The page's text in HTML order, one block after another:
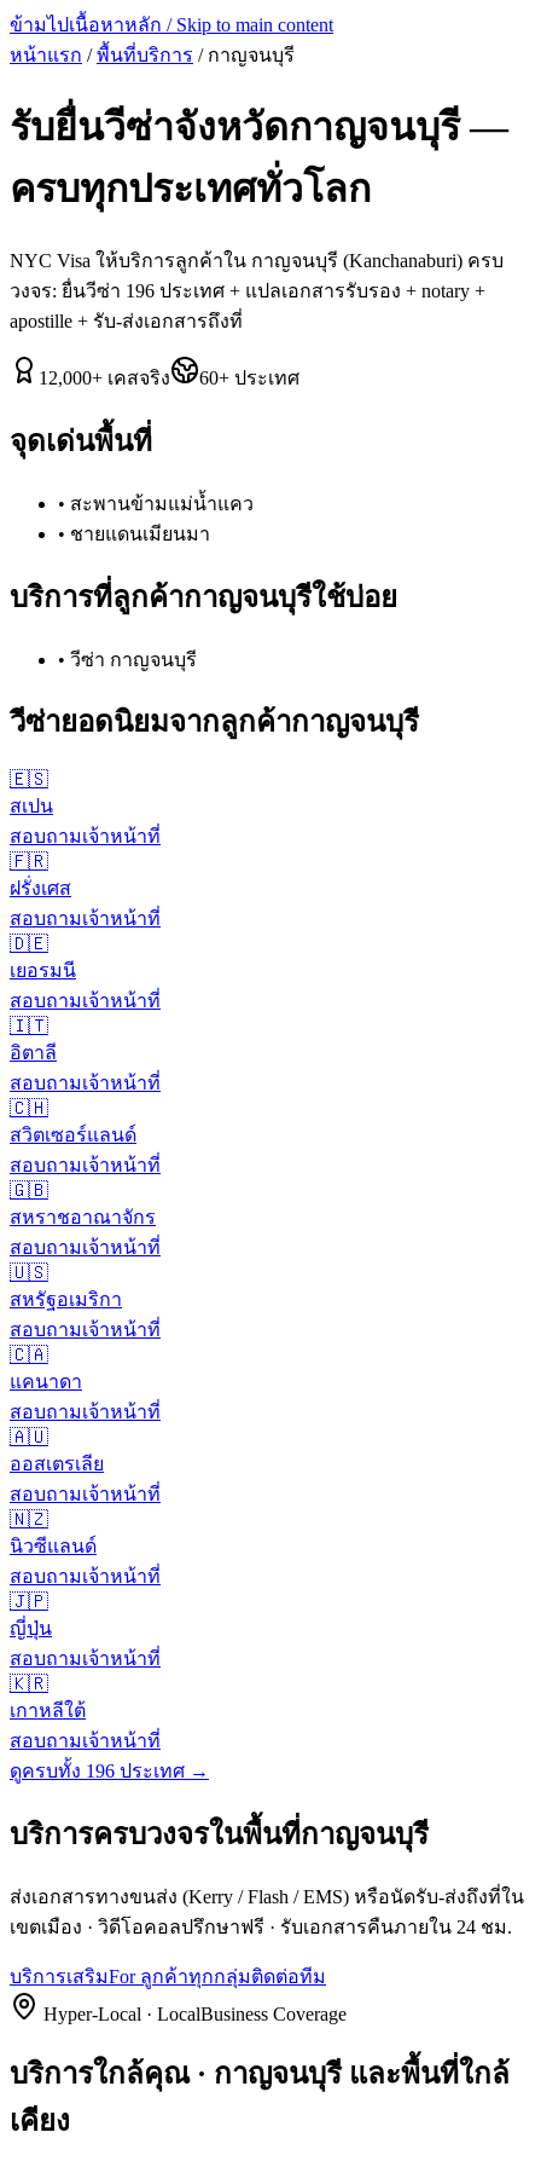
ข้ามไปเนื้อหาหลัก / Skip to main content
หน้าแรก / พื้นที่บริการ / กาญจนบุรี
รับยื่นวีซ่าจังหวัดกาญจนบุรี—
ครบทุกประเทศทั่วโลก
NYC Visa ให้บริการลูกค้าใน กาญจนบุรี (Kanchanaburi) ครบ
วงจร: ยื่นวีซ่า 196 ประเทศ + แปลเอกสารรับรอง + notary +
apostille + รับ-ส่งเอกสารถึงที่
12,000+ เคสจริง 60+ ประเทศ
จุดเด่นพื้นที่
• สะพานข้ามแม่น้ำแคว
• ชายแดนเมียนมา
บริการที่ลูกค้ากาญจนบุรีใช้บ่อย
• วีซ่า กาญจนบุรี
วีซ่ายอดนิยมจากลูกค้ากาญจนบุรี
🇪🇸
สเปน
สอบถามเจ้าหน้าที่
🇫🇷
ฝรั่งเศส
สอบถามเจ้าหน้าที่
🇩🇪
เยอรมนี
สอบถามเจ้าหน้าที่
🇮🇹
อิตาลี
สอบถามเจ้าหน้าที่
🇨🇭
สวิตเซอร์แลนด์
สอบถามเจ้าหน้าที่
🇬🇧
สหราชอาณาจักร
สอบถามเจ้าหน้าที่
🇺🇸
สหรัฐอเมริกา
สอบถามเจ้าหน้าที่
🇨🇦
แคนาดา
สอบถามเจ้าหน้าที่
🇦🇺
ออสเตรเลีย
สอบถามเจ้าหน้าที่
🇳🇿
นิวซีแลนด์
สอบถามเจ้าหน้าที่
🇯🇵
ญี่ปุ่น
สอบถามเจ้าหน้าที่
🇰🇷
เกาหลีใต้
สอบถามเจ้าหน้าที่
ดูครบทั้ง 196 ประเทศ →
บริการครบวงจรในพื้นที่กาญจนบุรี
ส่งเอกสารทางขนส่ง (Kerry / Flash / EMS) หรือนัดรับ-ส่งถึงที่ใน
เขตเมือง · วิดีโอคอลปรึกษาฟรี · รับเอกสารคืนภายใน 24 ชม.
บริการเสริมFor ลูกค้าทุกกลุ่มติดต่อทีม
Hyper-Local · LocalBusiness Coverage
บริการใกล้คุณ · กาญจนบุรี และพื้นที่ใกล้
เคียง